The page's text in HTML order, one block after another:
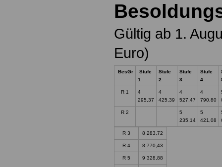
Gültig ab 1.
Euro)
BesGr
Stufe
1
Stufe
2
Stufe
3
Stufe
4
R 1
4
295,37
4
425,39
4
527,47
4
790,80
R 2
5
235,14
5
421,08
R 3 8 283,72
R 4 8 770,43
R 5 9 328,88